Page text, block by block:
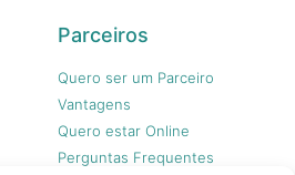
Parceiros
Quero ser um Parceiro
Vantagens
Quero estar Online
Perguntas Frequentes